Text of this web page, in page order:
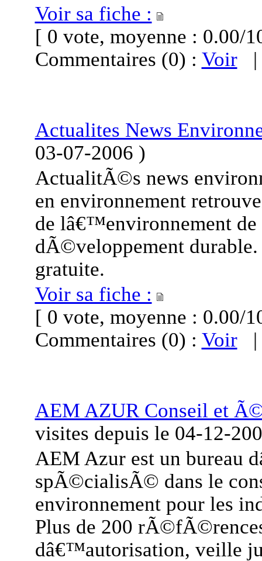
Voir sa fiche :
[ 0 vote, moyenne :
Commentaires (0) : Voir
Actualites News
03-07-2006 )
ActualitÃ©s news
en environnement
de lâ€™environnement
dÃ©veloppement
gratuite.
Voir sa fiche :
[ 0 vote, moyenne :
Commentaires (0) : Voir
AEM AZUR Conseil et
visites depuis le 04-12-
AEM Azur est un bureau
spÃ©cialisÃ© dans le
environnement pour les
Plus de 200
dâ€™autorisation, veille